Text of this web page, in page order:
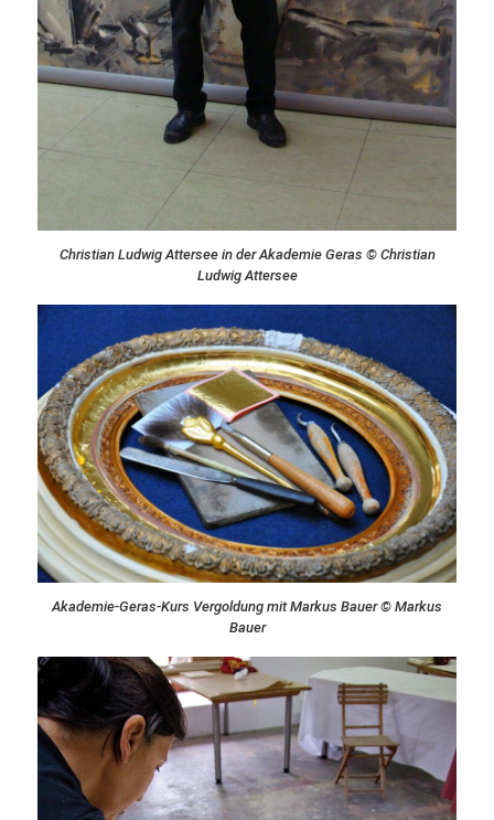
Christian Ludwig Attersee in der Akademie Geras © Christian
Ludwig Attersee
Akademie-Geras-Kurs Vergoldung mit Markus Bauer © Markus
Bauer